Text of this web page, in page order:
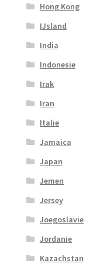
Hong Kong
IJsland
India
Indonesie
Irak
Iran
Italie
Jamaica
Japan
Jemen
Jersey
Joegoslavie
Jordanie
Kazachstan